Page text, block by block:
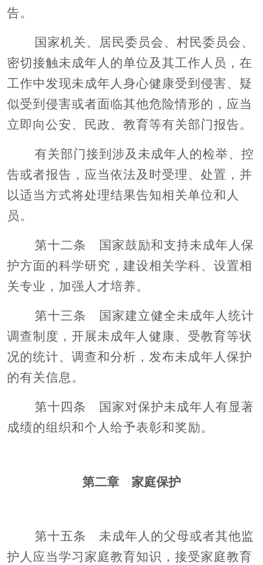
告。
国家机关、居民委员会、村民委员会、
密切接触未成年人的单位及其工作人员，在
工作中发现未成年人身心健康受到侵害、疑
似受到侵害或者面临其他危险情形的，应当
立即向公安、民政、教育等有关部门报告。
有关部门接到涉及未成年人的检举、控
告或者报告，应当依法及时受理、处置，并
以适当方式将处理结果告知相关单位和人
员。
第十二条 国家鼓励和支持未成年人保
护方面的科学研究，建设相关学科、设置相
关专业，加强人才培养。
第十三条 国家建立健全未成年人统计
调查制度，开展未成年人健康、受教育等状
况的统计、调查和分析，发布未成年人保护
的有关信息。
第十四条 国家对保护未成年人有显著
成绩的组织和个人给予表彰和奖励。
第二章 家庭保护
第十五条 未成年人的父母或者其他监
护人应当学习家庭教育知识，接受家庭教育